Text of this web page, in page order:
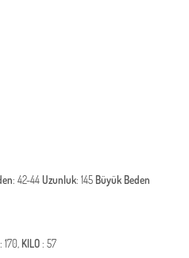
: 42-44Uzunluk: 145 Büyük Beden
: 170, KILO: 57